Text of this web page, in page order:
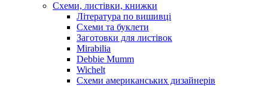
Схеми, листівки, книжки
Література по вишивці
Схеми та буклети
Заготовки для листівок
Mirabilia
Debbie Mumm
Wichelt
Схеми американських дизайнерів